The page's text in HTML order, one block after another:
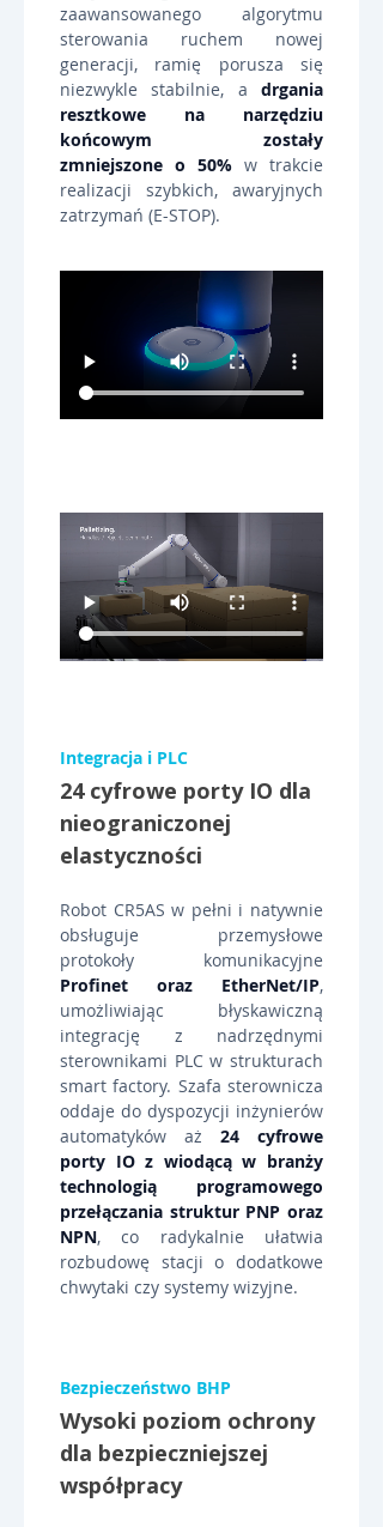
zaawansowanego algorytmu
sterowania ruchem nowej
generacji, ramię porusza się
niezwykle stabilnie, a drgania
resztkowe na narzędziu
końcowym zostały
zmniejszone o 50% w trakcie
realizacji szybkich, awaryjnych
zatrzymań (E-STOP).
Integracja i PLC
24 cyfrowe porty IO dla
nieograniczonej
elastyczności
Robot CR5AS w pełni i natywnie
obsługuje przemysłowe
Profinet oraz EtherNet/IP,
umożliwiając błyskawiczną
integrację z nadrzędnymi
sterownikami PLC w strukturach
smart factory. Szafa sterownicza
oddaje do dyspozycji inżynierów
automatyków aż 24 cyfrowe
porty IO z wiodącą w branży
technologią programowego
przełączania struktur PNP oraz
NPN, co radykalnie ułatwia
rozbudowę stacji o dodatkowe
chwytaki czy systemy wizyjne.
Bezpieczeństwo BHP
Wysoki poziom ochrony
dla bezpieczniejszej
współpracy